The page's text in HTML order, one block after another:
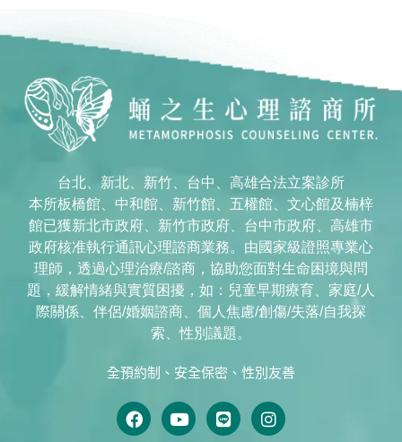
台北、新北、新竹、台中、高雄合法立案診所
本所板橋館、中和館、新竹館、五權館、文心館及楠梓
館已獲新北市政府、新竹市政府、台中市政府、高雄市
政府核准執行通訊心理諮商業務。由國家級證照專業心
理師，透過心理治療/諮商，協助您面對生命困境與問
題，緩解情緒與實質困擾，如：兒童早期療育、家庭/人
際關係、伴侶/婚姻諮商、個人焦慮/創傷/失落/自我探
索、性別議題。
全預約制、安全保密、性別友善